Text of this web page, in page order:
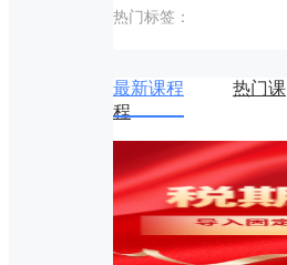
热门标签：
最新课程
热门课
程